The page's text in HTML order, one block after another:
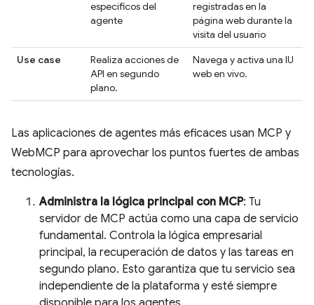
específicos del
agente
registradas en la
página web durante la
visita del usuario
Use case
Realiza acciones de
API en segundo
plano.
Navega y activa una IU
web en vivo.
Las aplicaciones de agentes más eficaces usan MCP y
WebMCP para aprovechar los puntos fuertes de ambas
tecnologías.
Administra la lógica principal con MCP: Tu
servidor de MCP actúa como una capa de servicio
fundamental. Controla la lógica empresarial
principal, la recuperación de datos y las tareas en
segundo plano. Esto garantiza que tu servicio sea
independiente de la plataforma y esté siempre